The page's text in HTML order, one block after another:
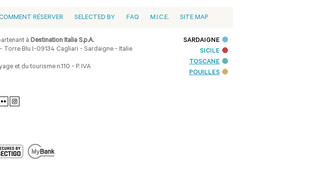
RÉSERVER SELECTED BY FAQ M.I.C.E. SITE MAP
àDestination Italia S.p.A.
Torre Blu I-09134 Cagliari - Sardaigne - Italie
et du tourisme n.110 - P. IVA
SARDAIGNE
SICILE
TOSCANE
POUILLES